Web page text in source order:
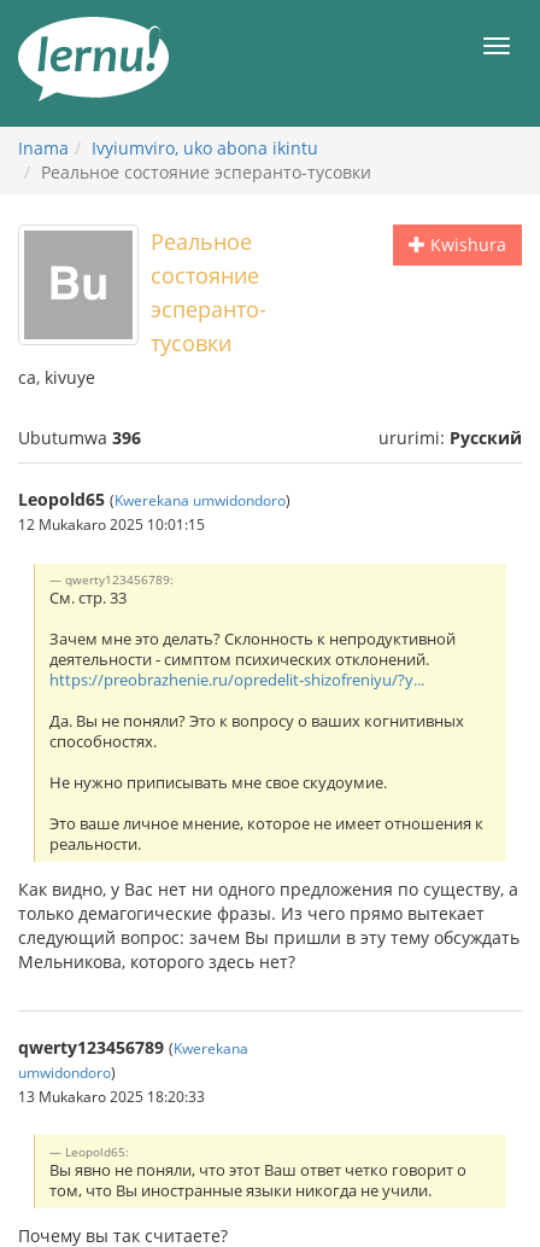
rupapuro
rw'ibirimwo
Inama
Ivyiumviro, uko abona ikintu
Реальное состояние эсперанто-тусовки
Kwishura
Реальное
состояние
эсперанто-
тусовки
ca, kivuye
Ubutumwa 396 ururimi: Русский
Leopold65 (Kwerekana umwidondoro)
12 Mukakaro 2025 10:01:15
qwerty123456789:
См. стр. 33
Зачем мне это делать? Склонность к непродуктивной
деятельности - симптом психических отклонений.
https://preobrazhenie.ru/opredelit-shizofreniyu/?y...
Да. Вы не поняли? Это к вопросу о ваших когнитивных
способностях.
Не нужно приписывать мне свое скудоумие.
Это ваше личное мнение, которое не имеет отношения к
реальности.
Как видно, у Вас нет ни одного предложения по существу, а
только демагогические фразы. Из чего прямо вытекает
следующий вопрос: зачем Вы пришли в эту тему обсуждать
Мельникова, которого здесь нет?
qwerty123456789 (Kwerekana
umwidondoro)
13 Mukakaro 2025 18:20:33
Leopold65:
Вы явно не поняли, что этот Ваш ответ четко говорит о
том, что Вы иностранные языки никогда не учили.
Почему вы так считаете?